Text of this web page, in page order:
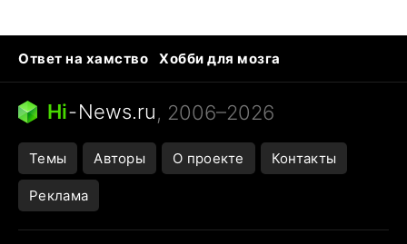
Ответ на хамство
Хобби для мозга
Бензин 100 и 95
Тунцы в океанариуме
Следующая пандемия
Hi-News.ru, 2006–2026
Темы Авторы О проекте Контакты
Реклама